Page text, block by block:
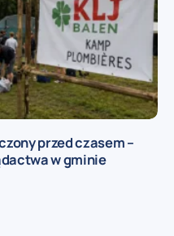
przed czasem –
w gminie